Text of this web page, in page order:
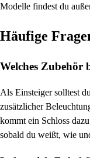
Modelle findest du
Häufige
Welches Zubehör
Als Einsteiger solltest
zusätzlicher
kommt ein Schloss
sobald du weißt, wie